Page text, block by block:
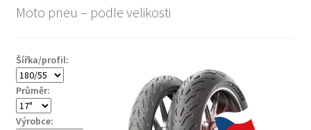
Moto pneu – podle velikosti
Šířka/profil:
Průměr:
Výrobce: